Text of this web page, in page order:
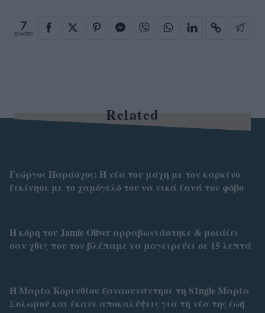
7
SHARES
Related
Γιώργος Παράσχος: Η νέα του μάχη με τον καρκίνο
ξεκίνησε με το χαμόγελό του να νικά ξανά τον φόβο
Η κόρη του Jamie Oliver αρραβωνιάστηκε & μοιάζει
σαν χθες που τον βλέπαμε να μαγειρεύει σε 15 λεπτά
Η Μαρία Κορινθίου ξανασυνάντησε τη S1ngle Μαρία
Σολωμού και έκανε αποκαλύψεις για τη νέα της ζωή